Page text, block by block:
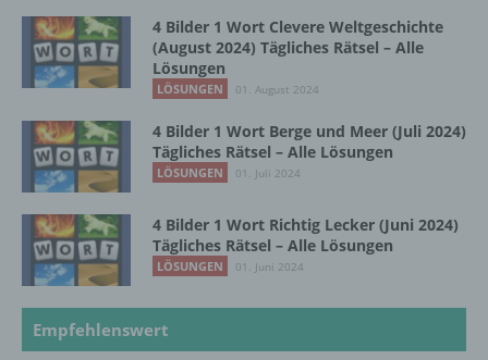
4 Bilder 1 Wort Clevere Weltgeschichte
(August 2024) Tägliches Rätsel – Alle
Lösungen
LÖSUNGEN 01. August 2024
4 Bilder 1 Wort Berge und Meer (Juli 2024)
Tägliches Rätsel – Alle Lösungen
LÖSUNGEN 01. Juli 2024
4 Bilder 1 Wort Richtig Lecker (Juni 2024)
Tägliches Rätsel – Alle Lösungen
LÖSUNGEN 01. Juni 2024
Empfehlenswert
Verantwortlichen, dem Auftragsverarbeiter
und den Personen, die unter der
unmittelbaren Verantwortung des
Verantwortlichen oder des
Auftragsverarbeiters befugt sind, die
personenbezogenen Daten zu verarbeiten.
k) Einwilligung
Einwilligung ist jede von der betroffenen
Person freiwillig für den bestimmten Fall in
informierter Weise und unmissverständlich
abgegebene Willensbekundung in Form
einer Erklärung oder einer sonstigen